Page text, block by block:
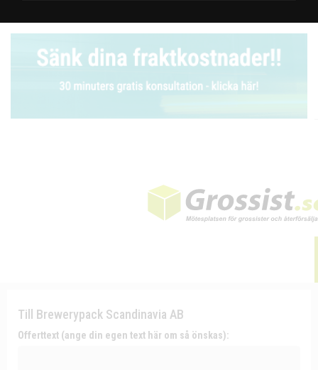
Till Brewerypack Scandinavia AB
Offerttext (ange din egen text här om så önskas):